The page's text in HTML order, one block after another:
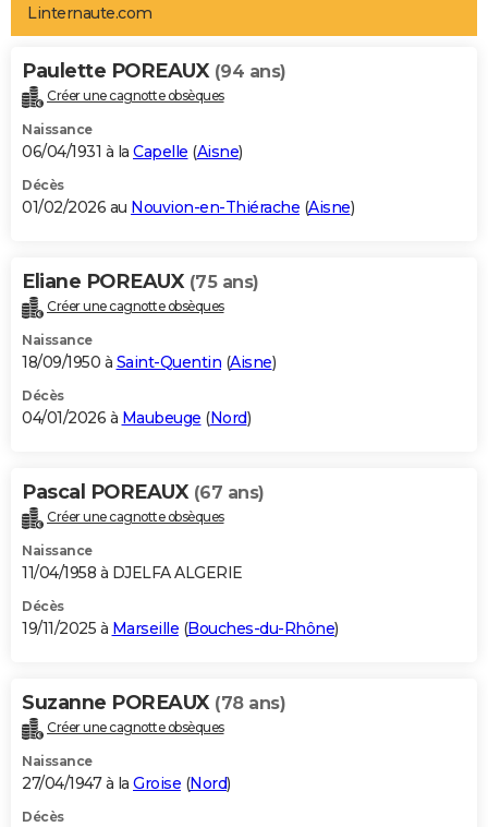
Art de vivre
Bien-être
Loisirs
Mode
Modes de vie
Alimentation
Guide de la santé
Maladies
Médicaments
Sommeil
VOYAGE
Destinations
City break
Voyage nature
Voyage de noces
Forum
Climat
+PHOTO
GUIDES D'ACHAT
BONS PLANS
Carte de Noël
Carte Bonne année
Carte Saint-Valentin
Carte Pâques
Carte d'anniversaire
DICTIONNAIRE
Dictionnaire
Biographies
Citations
Expressions
Proverbes
PROGRAMME TV
S'inscrire
Se connecter
Lycées
Collèges
Primaires
Universités
Entreprises
Service militaire
Avis de recherche
AVIS DE DÉCÈS
Bricolage
Lifestyle
Culture
Sport
Auto
Television
Voyage
Cinema
Linternaute.com
Paulette POREAUX (94 ans)
Créer une cagnotte obsèques
Naissance
06/04/1931 à la Capelle (Aisne)
Décès
01/02/2026 au Nouvion-en-Thiérache (Aisne)
Eliane POREAUX (75 ans)
Créer une cagnotte obsèques
Naissance
18/09/1950 à Saint-Quentin (Aisne)
Décès
04/01/2026 à Maubeuge (Nord)
Pascal POREAUX (67 ans)
Créer une cagnotte obsèques
Naissance
11/04/1958 à DJELFA ALGERIE
Décès
19/11/2025 à Marseille (Bouches-du-Rhône)
Suzanne POREAUX (78 ans)
Créer une cagnotte obsèques
Naissance
27/04/1947 à la Groise (Nord)
Décès